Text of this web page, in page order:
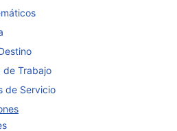
de Trabajo
de Servicio